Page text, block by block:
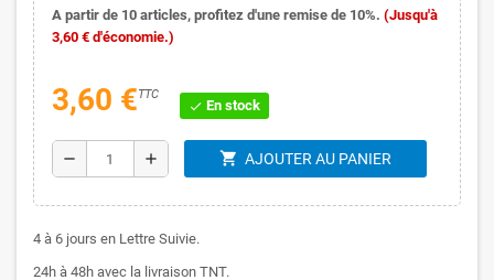
A partir de 10 articles, profitez d'une remise de 10%. (Jusqu'à
3,60 € d'économie.)
3,60 €TTC
check En stock
remove add shopping_cart AJOUTER AU PANIER
4 à 6 jours en Lettre Suivie.
24h à 48h avec la livraison TNT.